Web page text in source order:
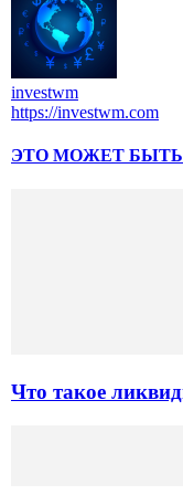
investwm
https://investwm.com
ЭТО МОЖЕТ
Что такое